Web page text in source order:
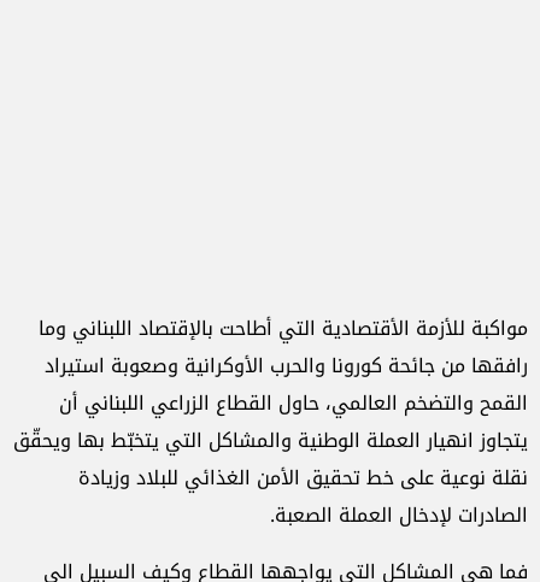
مواكبة للأزمة الأقتصادية التي أطاحت بالإقتصاد اللبناني وما
رافقها من جائحة كورونا والحرب الأوكرانية وصعوبة استيراد
القمح والتضخم العالمي، حاول القطاع الزراعي اللبناني أن
يتجاوز انهيار العملة الوطنية والمشاكل التي يتخبّط بها ويحقّق
نقلة نوعية على خط تحقيق الأمن الغذائي للبلاد وزيادة
الصادرات لإدخال العملة الصعبة.
فما هي المشاكل التي يواجهها القطاع وكيف السبيل الى